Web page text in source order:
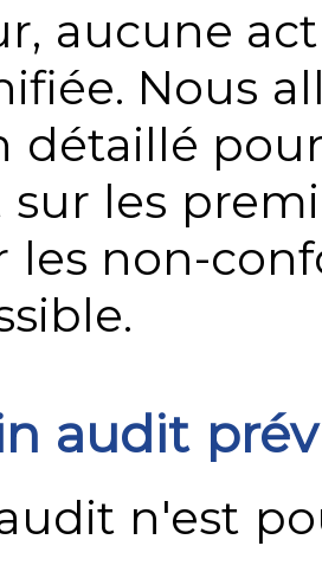
aucune
Nous
détaillé
les
les non-
audit
n'est